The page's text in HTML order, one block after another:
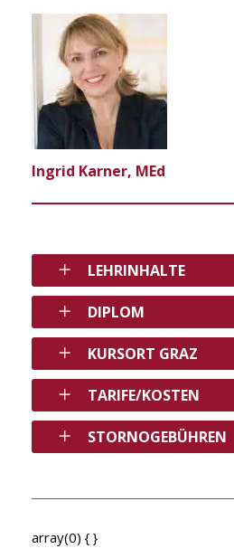
Ingrid Karner, MEd
LEHRINHALTE
DIPLOM
KURSORT GRAZ
TARIFE/KOSTEN
STORNOGEBÜHREN
array(0) { }